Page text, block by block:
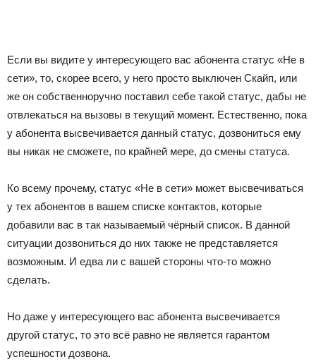
Если вы видите у интересующего вас абонента статус «Не в
сети», то, скорее всего, у него просто выключен Скайп, или
же он собственноручно поставил себе такой статус, дабы не
отвлекаться на вызовы в текущий момент. Естественно, пока
у абонента высвечивается данный статус, дозвониться ему
вы никак не сможете, по крайней мере, до смены статуса.
Ко всему прочему, статус «Не в сети» может высвечиваться
у тех абонентов в вашем списке контактов, которые
добавили вас в так называемый чёрный список. В данной
ситуации дозвониться до них также не представляется
возможным. И едва ли с вашей стороны что-то можно
сделать.
Но даже у интересующего вас абонента высвечивается
другой статус, то это всё равно не является гарантом
успешности дозвона.